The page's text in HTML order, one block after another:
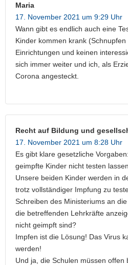
Maria
17. November 2021 um 9:29 Uhr
Wann gibt es endlich auch eine
Kinder kommen krank
Einrichtungen und keinen
sich immer weiter und ich, als
Corona angesteckt.
Recht auf Bildung und
17. November 2021 um 8:28 Uhr
Es gibt klare gesetzliche
geimpfte Kinder nicht testen lassen.
Unsere beiden Kinder werden in
trotz vollständiger Impfung zu
Schreiben des Ministeriums an
die betreffenden Lehrkräfte
nicht geimpft sind?
Impfen ist die Lösung! Das Virus
werden!
Und ja, die Schulen müssen offen